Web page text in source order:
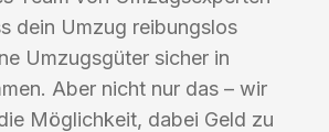
dein Umzug reibungslos
Umzugsgüter sicher in
Aber nicht nur das – wir
Möglichkeit, dabei Geld zu